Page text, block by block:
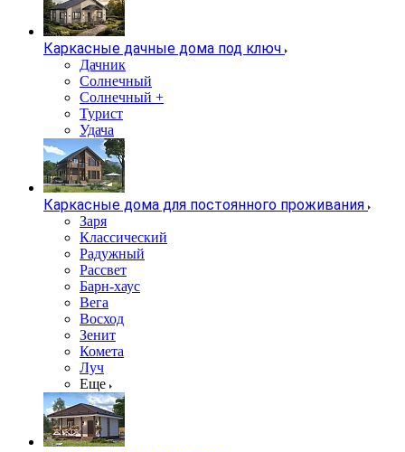
Каркасные дачные дома под ключ
Дачник
Солнечный
Солнечный +
Турист
Удача
Каркасные дома для постоянного проживания
Заря
Классический
Радужный
Рассвет
Барн-хаус
Вега
Восход
Зенит
Комета
Луч
Еще